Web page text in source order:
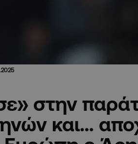
στην
και…